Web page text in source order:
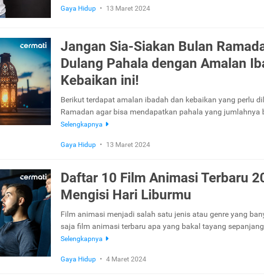
Gaya Hidup • 13 Maret 2024
Jangan Sia-Siakan Bulan
Dulang Pahala dengan Amalan
Kebaikan ini!
Berikut terdapat amalan ibadah dan kebaikan yang perlu
Ramadan agar bisa mendapatkan pahala yang jumlahnya
Selengkapnya
Gaya Hidup • 13 Maret 2024
Daftar 10 Film Animasi Terbaru
Mengisi Hari Liburmu
Film animasi menjadi salah satu jenis atau genre yang
saja film animasi terbaru apa yang bakal tayang
Selengkapnya
Gaya Hidup • 4 Maret 2024